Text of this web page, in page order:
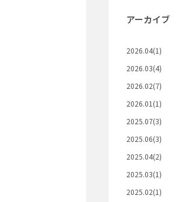
アーカイブ
2026.04(1)
2026.03(4)
2026.02(7)
2026.01(1)
2025.07(3)
2025.06(3)
2025.04(2)
2025.03(1)
2025.02(1)